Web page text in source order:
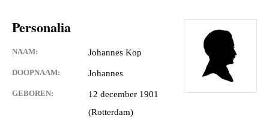
Personalia
NAAM: Johannes Kop
DOOPNAAM: Johannes
GEBOREN:
12 december 1901
(Rotterdam)